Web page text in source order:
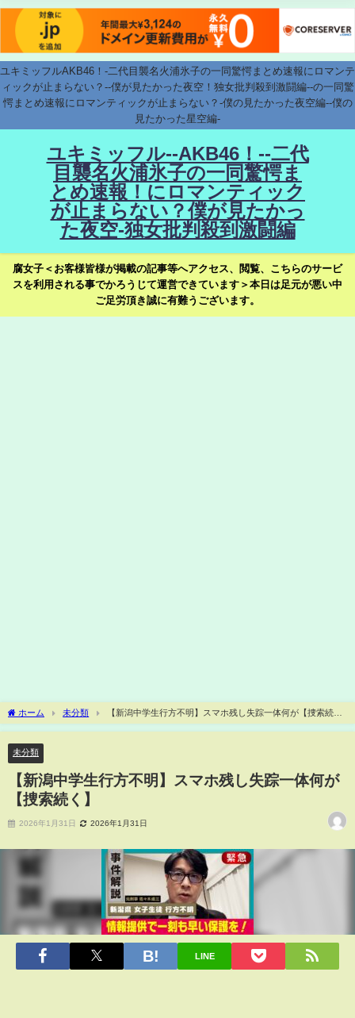
ユキミッフルAKB46！-二代目襲名火浦氷子の一同驚愕まとめ速報にロマンテ
ィックが止まらない？--僕が見たかった夜空！独女批判殺到激闘編--の一同驚
愕まとめ速報にロマンティックが止まらない？-僕の見たかった夜空編--僕の
見たかった星空編-
ユキミッフル--AKB46！--二代
目襲名火浦氷子の一同驚愕ま
とめ速報！にロマンティック
が止まらない？僕が見たかっ
た夜空-独女批判殺到激闘編
腐女子＜お客様皆様が掲載の記事等へアクセス、閲覧、こちらのサービ
スを利用される事でかろうじて運営できています＞本日は足元が悪い中
ご足労頂き誠に有難うございます。
ホーム 未分類
【新潟中学生行方不明】スマホ残し失踪一体何が【捜索続
く】
未分類
【新潟中学生行方不明】スマホ残し失踪一体何が
【捜索続く】
2026年1月31日 2026年1月31日
LINE